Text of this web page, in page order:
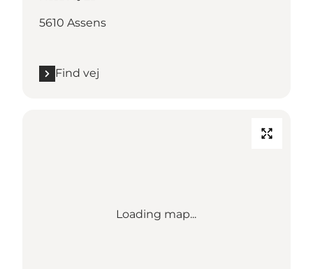
5610 Assens
Find vej
Loading map...